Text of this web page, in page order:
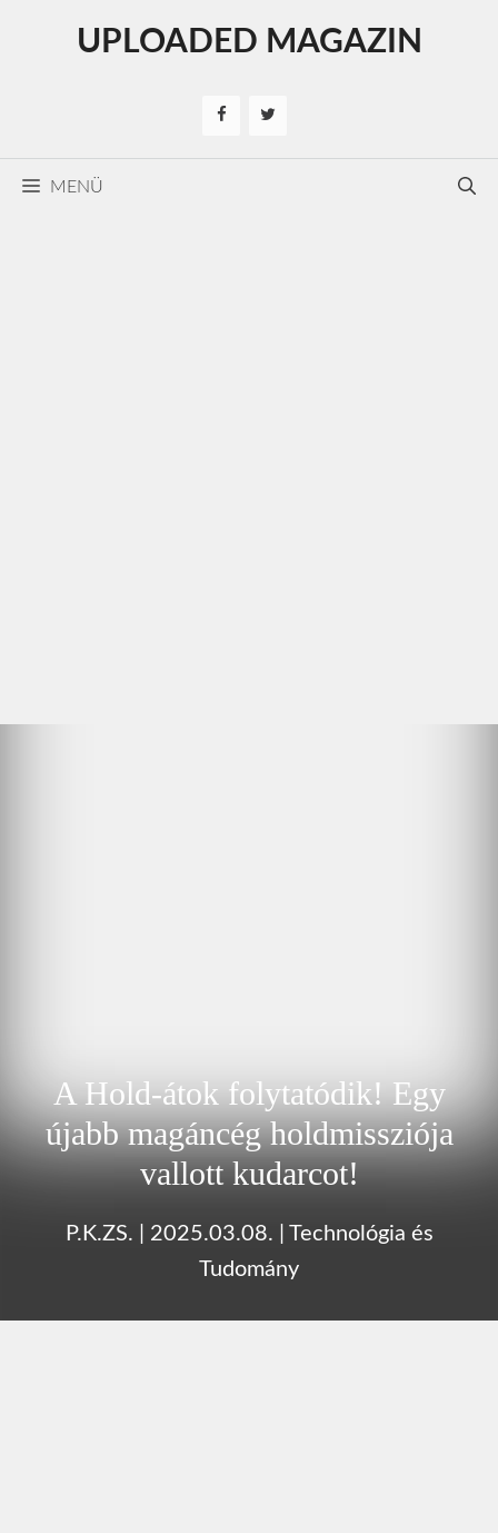
UPLOADED MAGAZIN
MENÜ
A Hold-átok folytatódik! Egy
újabb magáncég holdmissziója
vallott kudarcot!
P.K.ZS. 2025.03.08.
Technológia és
Tudomány